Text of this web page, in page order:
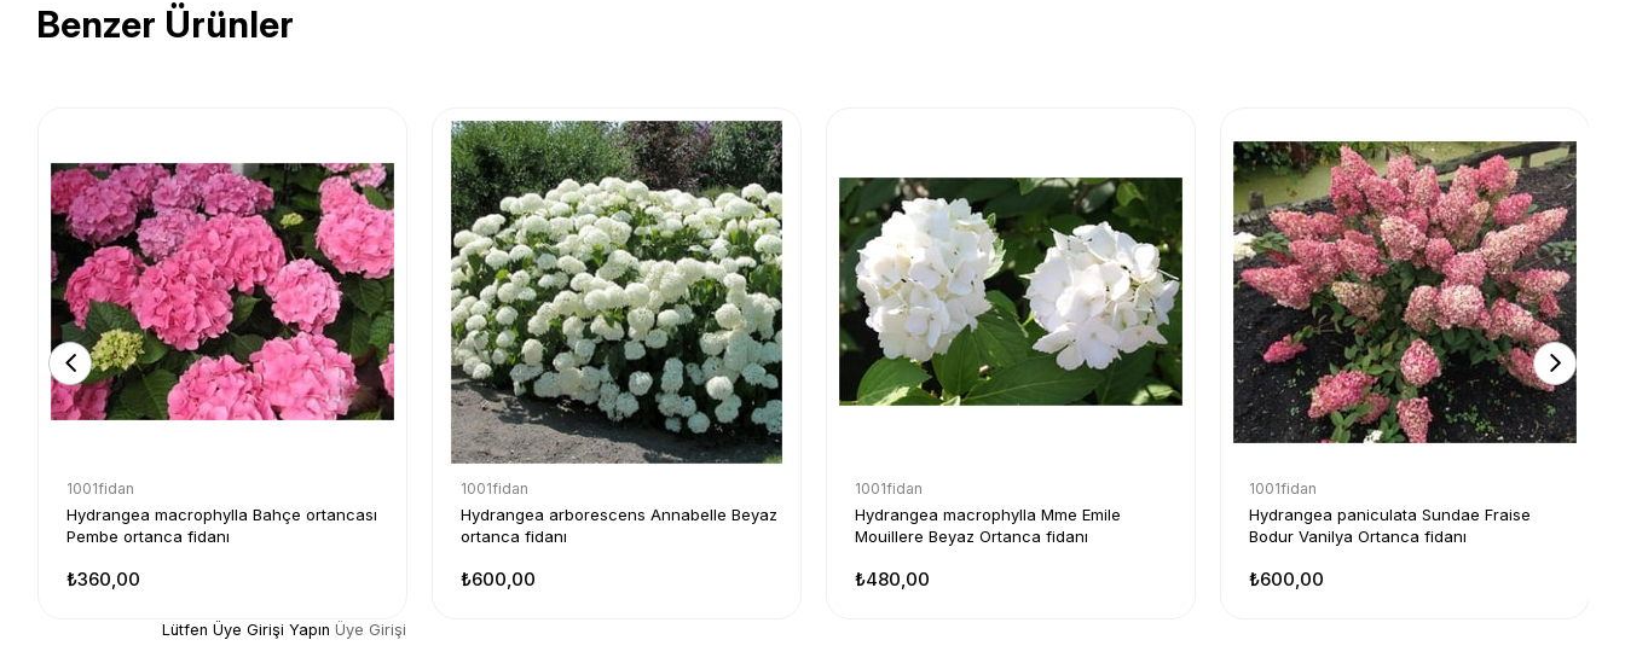
Benzer Ürünler
1001fidan
Hydrangea macrophylla Bahçe ortancası
Pembe ortanca fidanı
₺360,00
1001fidan
Hydrangea arborescens Annabelle Beyaz
ortanca fidanı
₺600,00
1001fidan
Hydrangea macrophylla Mme Emile
Mouillere Beyaz Ortanca fidanı
₺480,00
1001fidan
Hydrangea paniculata Sundae Fraise
Bodur Vanilya Ortanca fidanı
₺600,00
Lütfen Üye Girişi Yapın Üye Girişi